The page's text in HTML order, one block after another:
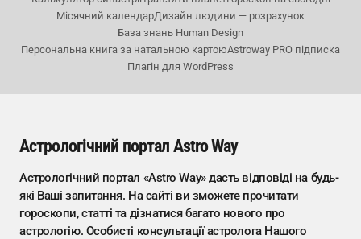
Місячний календарДизайн людини — розрахунок
База знань Human Design
Персональна книга за натальною картоюAstroway PRO підписка
Плагін для WordPress
Астрологічний портал Astro Way
Астрологічний портал «Astro Way» дасть відповіді на будь-
які Ваші запитання. На сайті ви зможете прочитати
гороскопи, статті та дізнатися багато нового про
астрологію. Особисті консультації астролога Нашого